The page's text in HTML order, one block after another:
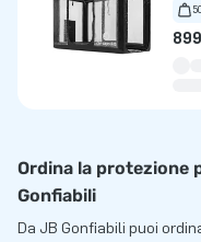
Ordina la protezione
Gonfiabili
Da JB Gonfiabili puoi